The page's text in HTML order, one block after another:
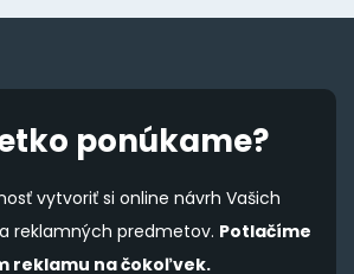
ponúkame?
vytvoriť si online návrh Vašich
reklamných predmetov. Potlačíme
reklamu na čokoľvek.